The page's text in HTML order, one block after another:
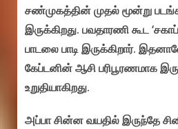
சண்முகத்தின் முதல் மூன்று
இருக்கிறது. பவதாரணி கூட
பாடலை பாடி இருக்கிறார்.
கேப்டனின் ஆசி பரிபூரணமாக
உறுதியாகிறது.
அப்பா சின்ன வயதில் இருந்தே